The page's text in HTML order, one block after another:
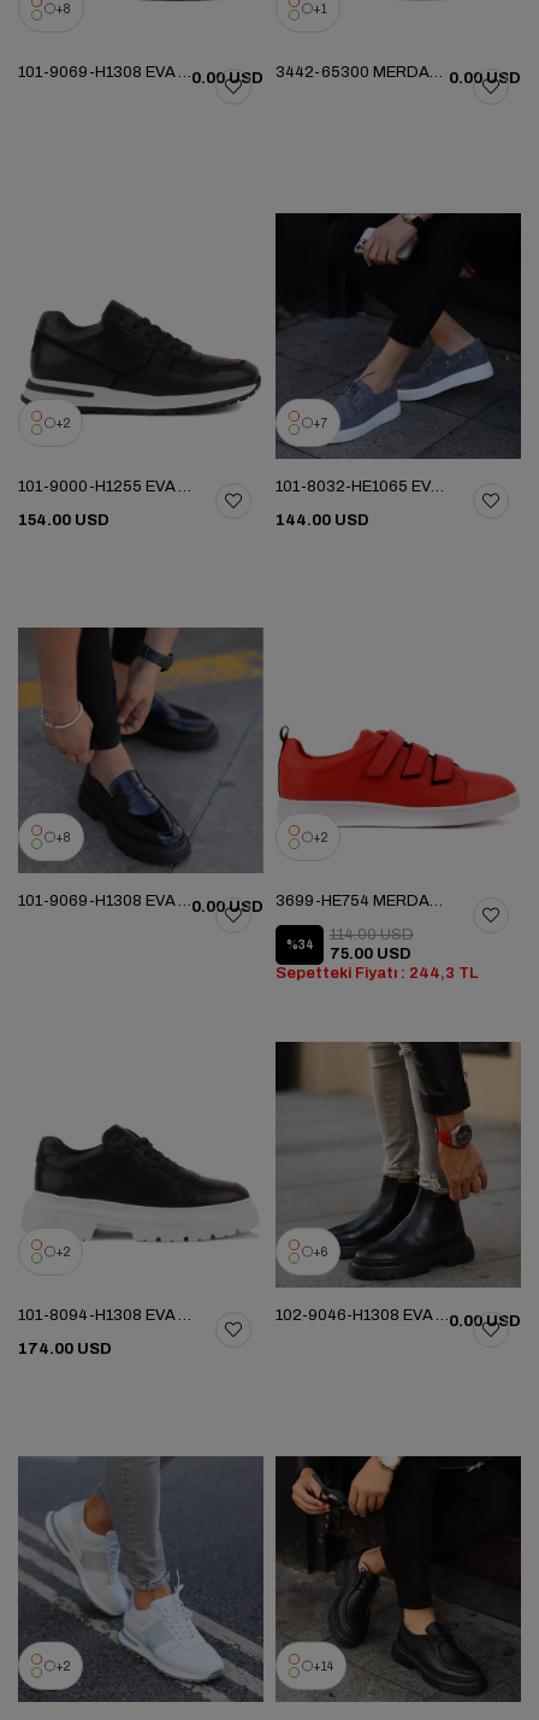
8
101-9069-H1308 EVA YENI SEZON AYK0.00 USD
1
3442-65300 MERDANE AYAKKABI 0.00 USD
2
101-9000-H1255 EVA YENI SEZON AYK
154.00 USD
7
101-8032-HE1065 EVA YENI SEZON AYK
144.00 USD
8
101-9069-H1308 EVA YENI SEZON AYK0.00 USD
2
3699-HE754 MERDANE AYAKKABI
%34
75.00 USD
114.00 USD
Sepetteki Fiyatı : 244,3 TL
2
101-8094-H1308 EVA YENI SEZON AYK
174.00 USD
6
102-9046-H1308 EVA YENI SEZON BOT0.00 USD
2 14